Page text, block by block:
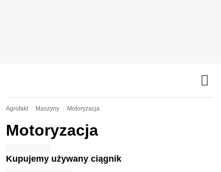
Agrofakt Maszyny Motoryzacja
Motoryzacja
Kupujemy używany ciągnik